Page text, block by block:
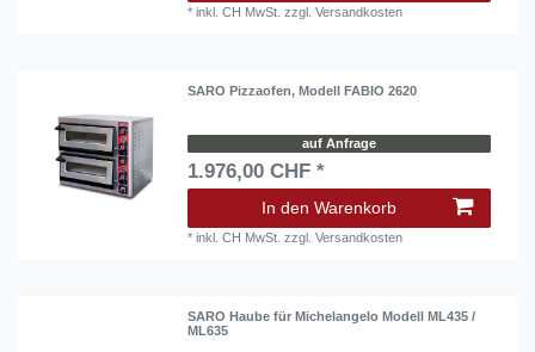
*inkl. CH MwSt. zzgl.Versandkosten
SARO Pizzaofen, Modell FABIO 2620
auf Anfrage
1.976,00 CHF *
In den Warenkorb
*inkl. CH MwSt. zzgl.Versandkosten
SARO Haube für Michelangelo Modell ML435 /
ML635